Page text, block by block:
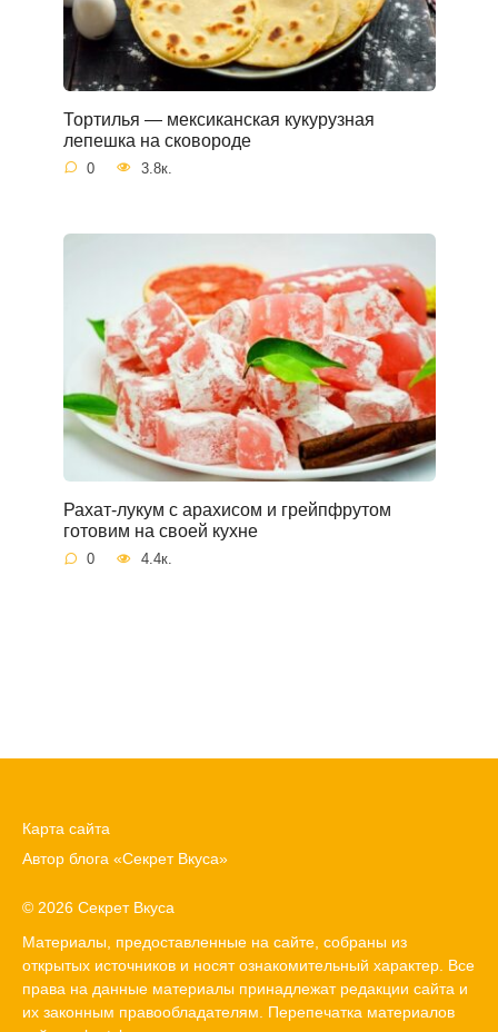
Тортилья — мексиканская кукурузная
лепешка на сковороде
0 3.8к.
Рахат-лукум с арахисом и грейпфрутом
готовим на своей кухне
0 4.4к.
Карта сайта
Автор блога «Секрет Вкуса»
© 2026 Секрет Вкуса
Материалы, предоставленные на сайте, собраны из
открытых источников и носят ознакомительный характер. Все
права на данные материалы принадлежат редакции сайта и
их законным правообладателям. Перепечатка материалов